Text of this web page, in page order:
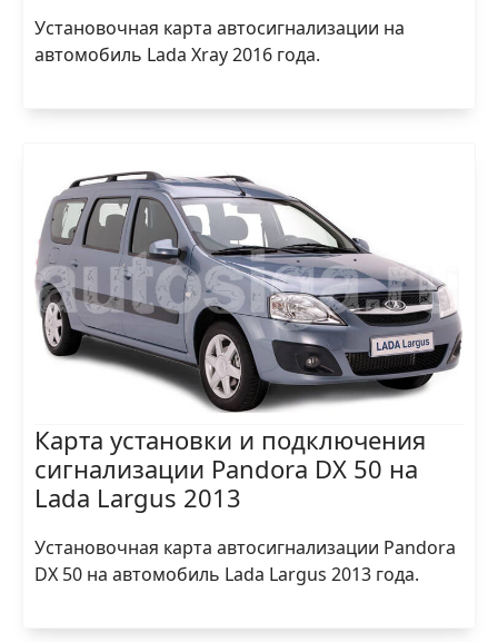
Установочная карта автосигнализации на
автомобиль Lada Xray 2016 года.
Карта установки и подключения
сигнализации Pandora DX 50 на
Lada Largus 2013
Установочная карта автосигнализации Pandora
DX 50 на автомобиль Lada Largus 2013 года.